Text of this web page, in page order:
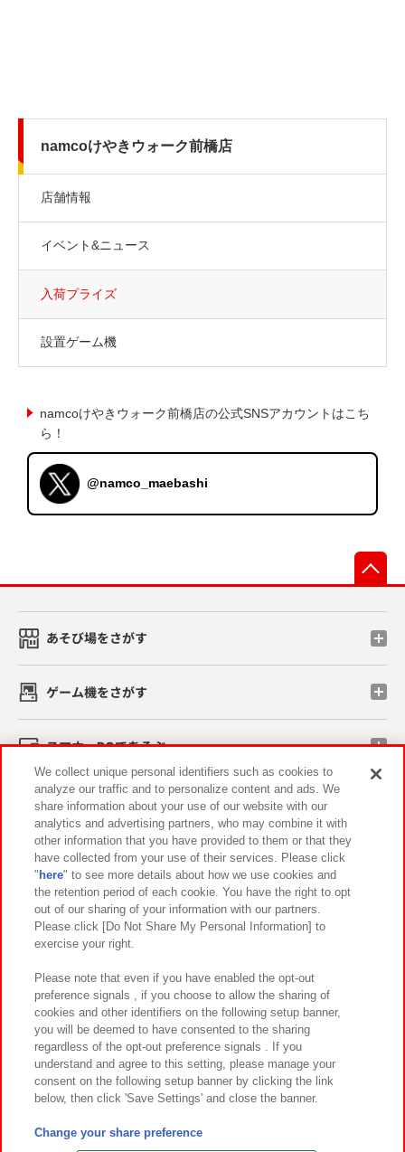
namcoけやきウォーク前橋店
店舗情報
イベント&ニュース
入荷プライズ
設置ゲーム機
namcoけやきウォーク前橋店の公式SNSアカウントはこち
ら！
@namco_maebashi
あそび場をさがす
ゲーム機をさがす
スマホ・PCであそぶ
イベント・キャンペーン
関連会社 サステナビリティ サイトポリシー
プライバシーポリシー ウェブアクセシビリティ方針と検証結果
お取引先さまとともに
カスタマーハラスメント対応方針 よくあるご質問・お問い合わせ
©Bandai Namco Amusement Inc.
©Bandai Namco Amusement Lab Inc.
We collect unique personal identifiers such as cookies to
analyze our traffic and to personalize content and ads. We
share information about your use of our website with our
analytics and advertising partners, who may combine it with
other information that you have provided to them or that they
have collected from your use of their services. Please click
" here" to see more details about how we use cookies and
the retention period of each cookie. You have the right to opt
out of our sharing of your information with our partners.
Please click [Do Not Share My Personal Information] to
exercise your right.
Please note that even if you have enabled the opt-out
preference signals , if you choose to allow the sharing of
cookies and other identifiers on the following setup banner,
you will be deemed to have consented to the sharing
regardless of the opt-out preference signals . If you
understand and agree to this setting, please manage your
consent on the following setup banner by clicking the link
below, then click 'Save Settings' and close the banner.
Change your share preference